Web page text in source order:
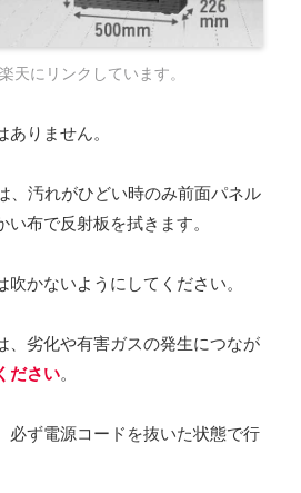
天にリンクしています。
りません。
、汚れがひどい時のみ前面パネル
い布で反射板を拭きます。
かないようにしてください。
、劣化や有害ガスの発生につなが
ださい。
必ず電源コードを抜いた状態で行